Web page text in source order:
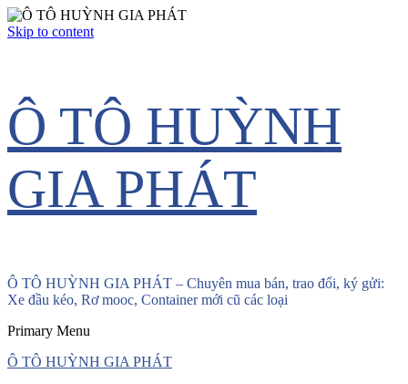
Skip to content
Ô TÔ HUỲNH
GIA PHÁT
Ô TÔ HUỲNH GIA PHÁT – Chuyên mua bán, trao đổi, ký gửi:
Xe đầu kéo, Rơ mooc, Container mới cũ các loại
Primary Menu
Ô TÔ HUỲNH GIA PHÁT